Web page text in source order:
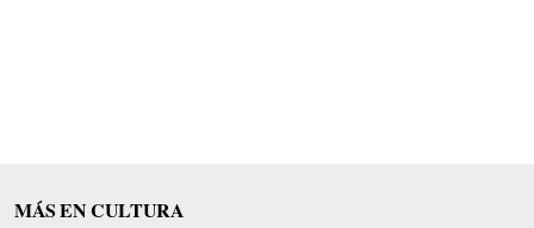
MÁS EN CULTURA